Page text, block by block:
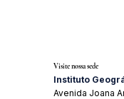
Visite nossa sede
Instituto
Avenida Joana